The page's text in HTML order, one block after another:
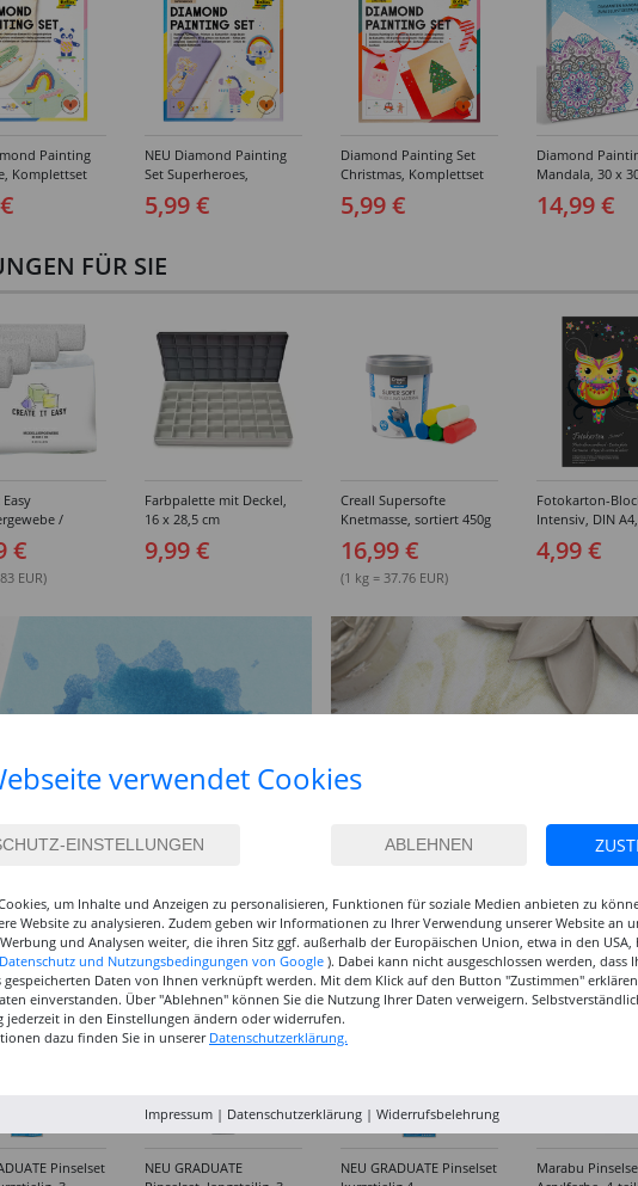
Painting
Komplettset
inkl.
Anleitung
NEU Diamond Painting
Set Superheroes,
Komplettset für 6 Sticker,
inkl. Zubehör &
5,99 €
Diamond Painting Set
Christmas, Komplettset
für 6 Sticker, inkl.
Zubehör & Anleitung
5,99 €
Diamond
Mandala, 30 x
Keilrahmen mit
Türkis-Lila-
14,99 €
FÜR SIE
/
8cm breit,
Stück
€
EUR)
Farbpalette mit Deckel,
16 x 28,5 cm
9,99 €
Creall Supersofte
Knetmasse, sortiert 450g
16,99 €
(1 kg = 37.76 EUR)
Fotokarton-
Intensiv, DIN A4,
300g/qm, 10
sortierte Farben
4,99 €
Pinselset
NEU GRADUATE
NEU GRADUATE Pinselset
Marabu
verwendet Cookies
um Inhalte und Anzeigen zu personalisieren, Funktionen für soziale Medien anbieten zu
Website zu analysieren. Zudem geben wir Informationen zu Ihrer Verwendung unserer Website an
und Analysen weiter, die ihren Sitz ggf. außerhalb der Europäischen Union, etwa in den
Datenschutz und Nutzungsbedingungen von Google ). Dabei kann nicht ausgeschlossen werden, dass
gespeicherten Daten von Ihnen verknüpft werden. Mit dem Klick auf den Button "Zustimmen"
einverstanden. Über "Ablehnen" können Sie die Nutzung Ihrer Daten verweigern.
jederzeit in den Einstellungen ändern oder widerrufen.
dazu finden Sie in unserer Datenschutzerklärung.
Impressum| Datenschutzerklärung| Widerrufsbelehrung